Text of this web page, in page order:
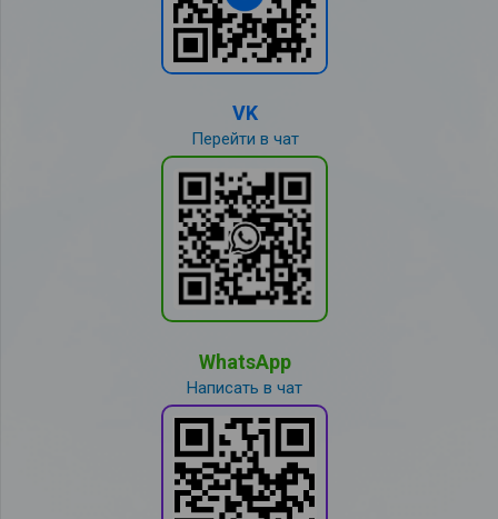
VK
Перейти в чат
WhatsApp
Написать в чат